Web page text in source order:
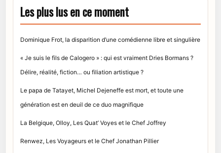
Les plus lus en ce moment
Dominique Frot, la disparition d’une comédienne libre et singulière
« Je suis le fils de Calogero » : qui est vraiment Dries Bormans ?
Délire, réalité, fiction… ou filiation artistique ?
Le papa de Tatayet, Michel Dejeneffe est mort, et toute une
génération est en deuil de ce duo magnifique
La Belgique, Olloy, Les Quat’ Voyes et le Chef Joffrey
Renwez, Les Voyageurs et le Chef Jonathan Pillier